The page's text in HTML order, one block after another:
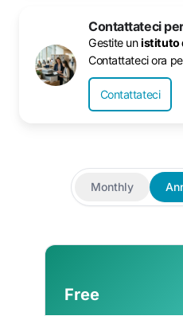
Contattateci
Gestite unistituto
Contattateci ora
Contattateci